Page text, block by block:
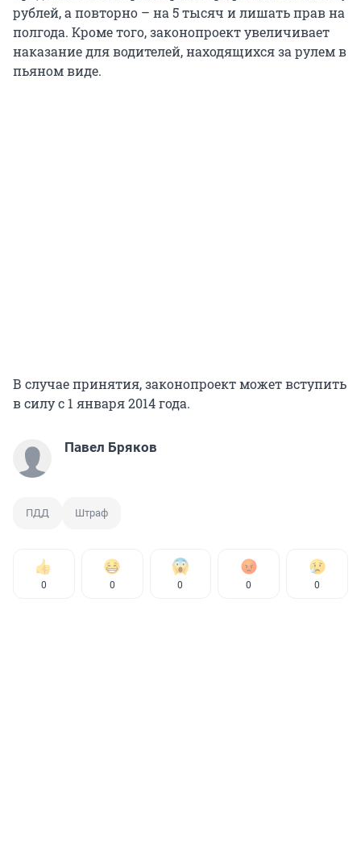
рублей, а повторно – на 5 тысяч и лишать прав на
полгода. Кроме того, законопроект увеличивает
наказание для водителей, находящихся за рулем в
пьяном виде.
В случае принятия, законопроект может вступить
в силу с 1 января 2014 года.
Павел Бряков
ПДД Штраф
0 0 0 0 0